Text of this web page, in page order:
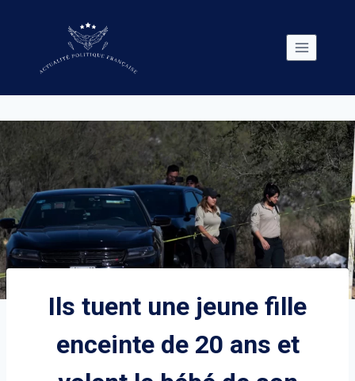
Ils tuent une jeune fille
enceinte de 20 ans et